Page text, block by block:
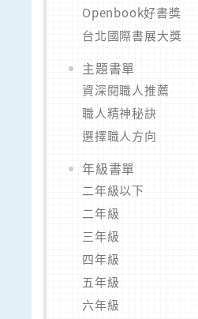
Openbook好書獎
台北國際書展大獎
主題書單
資深閱職人推薦
職人精神秘訣
選擇職人方向
年級書單
二年級以下
二年級
三年級
四年級
五年級
六年級